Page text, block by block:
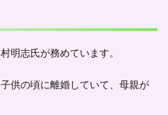
明志氏が務めています。
供の頃に離婚していて、母親が